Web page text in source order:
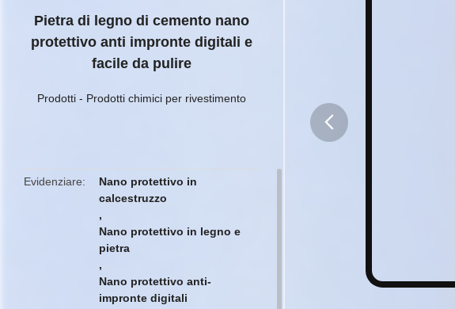
Pietra di legno di cemento nano
protettivo anti impronte digitali e
facile da pulire
Prodotti - Prodotti chimici per rivestimento
Evidenziare
Nano protettivo in
calcestruzzo
,
Nano protettivo in legno e
pietra
,
Nano protettivo anti-
impronte digitali